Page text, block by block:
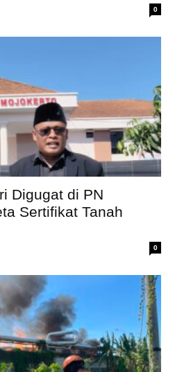
0
Digugat di PN
Sertifikat Tanah
0